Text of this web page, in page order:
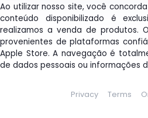
Ao utilizar nosso site, você
conteúdo disponibilizado é
realizamos a venda de produtos.
provenientes de plataformas
Apple Store. A navegação é
de dados pessoais ou informações
Privacy Terms